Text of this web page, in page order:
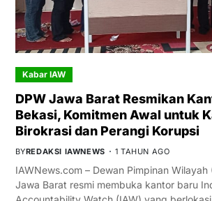
Kabar IAW
DPW Jawa Barat Resmikan
Bekasi, Komitmen Awal untuk
Birokrasi dan Perangi Korupsi
BYREDAKSI IAWNEWS 1 TAHUN AGO
IAWNews.com – Dewan Pimpinan Wilayah
Jawa Barat resmi membuka kantor baru